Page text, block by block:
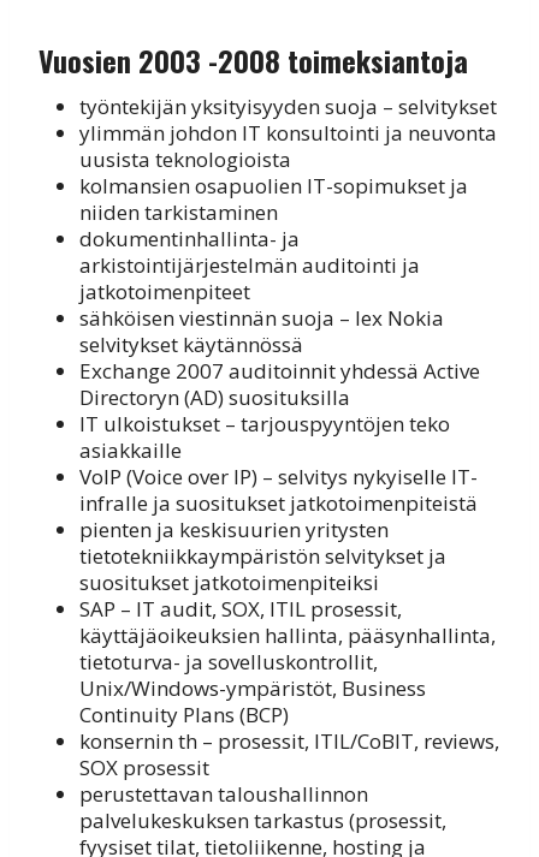
Vuosien 2003 -2008 toimeksiantoja
työntekijän yksityisyyden suoja – selvitykset
ylimmän johdon IT konsultointi ja neuvonta
uusista teknologioista
kolmansien osapuolien IT-sopimukset ja
niiden tarkistaminen
dokumentinhallinta- ja
arkistointijärjestelmän auditointi ja
jatkotoimenpiteet
sähköisen viestinnän suoja – lex Nokia
selvitykset käytännössä
Exchange 2007 auditoinnit yhdessä Active
Directoryn (AD) suosituksilla
IT ulkoistukset – tarjouspyyntöjen teko
asiakkaille
VoIP (Voice over IP) – selvitys nykyiselle IT-
infralle ja suositukset jatkotoimenpiteistä
pienten ja keskisuurien yritysten
tietotekniikkaympäristön selvitykset ja
suositukset jatkotoimenpiteiksi
SAP – IT audit, SOX, ITIL prosessit,
käyttäjäoikeuksien hallinta, pääsynhallinta,
tietoturva- ja sovelluskontrollit,
Unix/Windows-ympäristöt, Business
Continuity Plans (BCP)
konsernin th – prosessit, ITIL/CoBIT, reviews,
SOX prosessit
perustettavan taloushallinnon
palvelukeskuksen tarkastus (prosessit,
fyysiset tilat, tietoliikenne, hosting ja